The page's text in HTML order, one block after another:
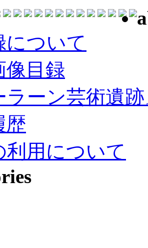
について
像目録
ラーン芸術遺
歴
利用について